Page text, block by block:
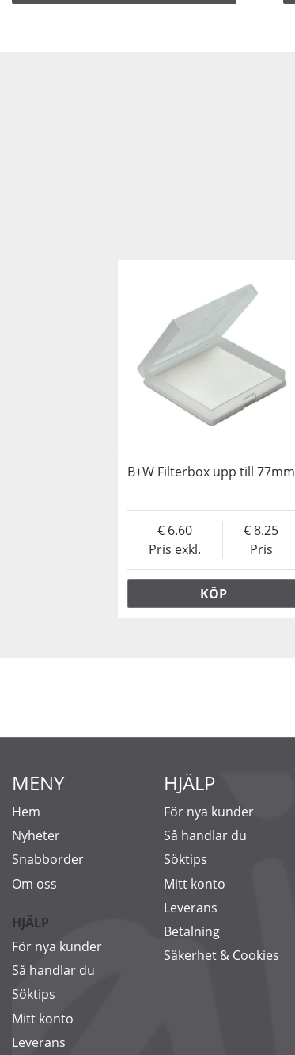
B+W Filterbox upp till 77mm
Pris exkl.
6.60
Pris
8.25
KÖP
MENY
Hem
Nyheter
Snabborder
Om oss
HJÄLP
För nya kunder
Så handlar du
Söktips
Mitt konto
Leverans
HJÄLP
För nya kunder
Så handlar du
Söktips
Mitt konto
Leverans
Betalning
Säkerhet & Cookies